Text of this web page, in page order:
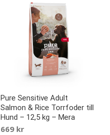
Pure Sensitive Adult
Salmon & Rice Torrfoder till
Hund – 12,5 kg – Mera
669 kr